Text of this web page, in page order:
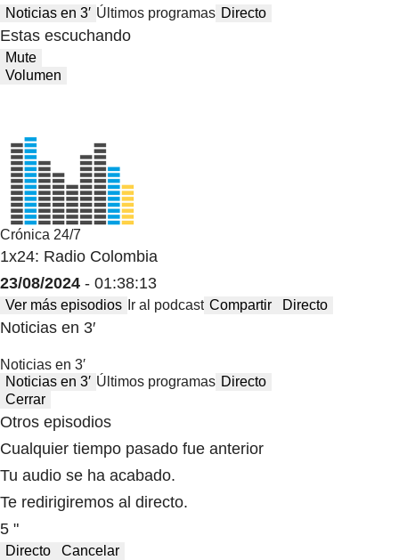
Noticias en 3′ Últimos programas Directo
Estas escuchando
Mute
Volumen
Crónica 24/7
1x24: Radio Colombia
23/08/2024 - 01:38:13
Ver más episodios Ir al podcast Compartir Directo
Noticias en 3′
Noticias en 3′
Noticias en 3′ Últimos programas Directo
Cerrar
Otros episodios
Cualquier tiempo pasado fue anterior
Tu audio se ha acabado.
Te redirigiremos al directo.
5 "
Directo Cancelar